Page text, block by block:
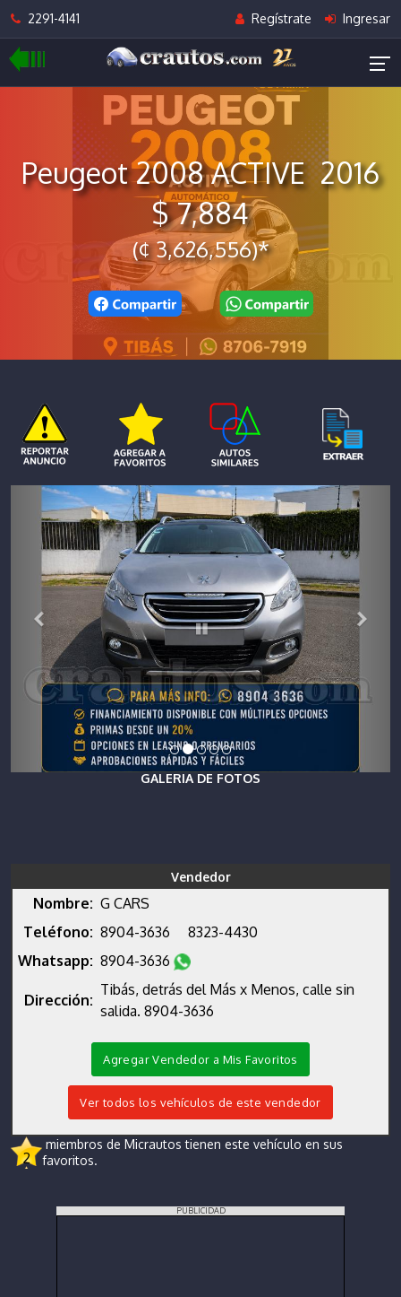
2291-4141 Regístrate Ingresar
Peugeot 2008 ACTIVE 2016
$ 7,884
(¢ 3,626,556)*
GALERIA DE FOTOS
Vendedor
Nombre: G CARS
Teléfono: 8904-3636
8323-4430
Whatsapp: 8904-3636
Dirección:
Tibás, detrás del Más x Menos, calle sin
salida. 8904-3636
Agregar Vendedor a Mis Favoritos
Ver todos los vehículos de este vendedor
2
miembros de Micrautos tienen este vehículo en sus
favoritos.
PUBLICIDAD